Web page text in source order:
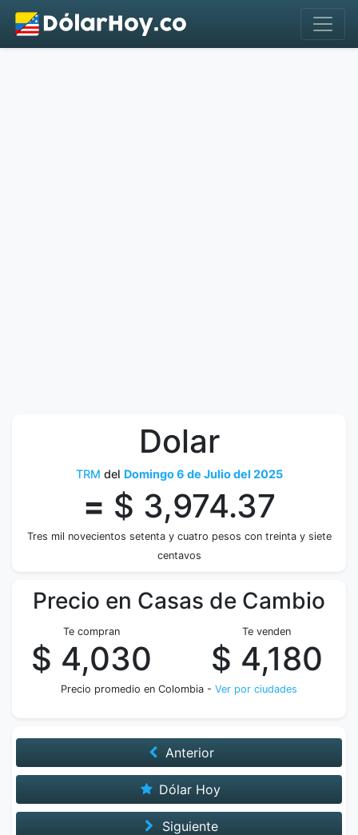
Dolar
TRM del Domingo 6 de Julio del 2025
= $ 3,974.37
Tres mil novecientos setenta y cuatro pesos con treinta y siete
centavos
Precio en Casas de Cambio
Te compran
$ 4,030
Te venden
$ 4,180
Precio promedio en Colombia - Ver por ciudades
Anterior
Dólar Hoy
Siguiente